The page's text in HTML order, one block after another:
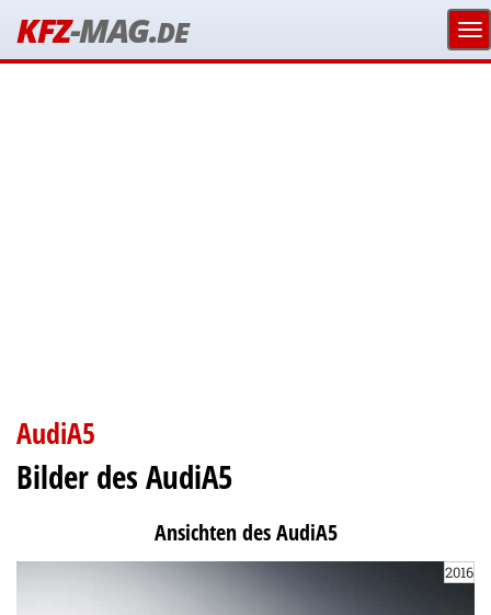
KFZ-MAG.DE
AudiA5
Bilder des AudiA5
Ansichten des AudiA5
2016